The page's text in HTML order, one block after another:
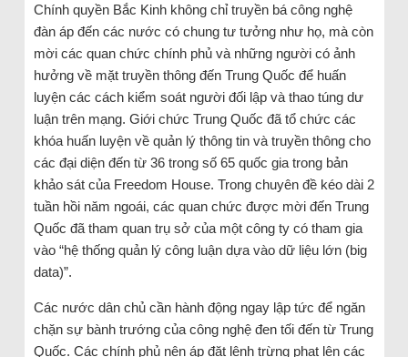
Chính quyền Bắc Kinh không chỉ truyền bá công nghệ
đàn áp đến các nước có chung tư tưởng như họ, mà còn
mời các quan chức chính phủ và những người có ảnh
hưởng về mặt truyền thông đến Trung Quốc để huấn
luyện các cách kiểm soát người đối lập và thao túng dư
luận trên mạng. Giới chức Trung Quốc đã tổ chức các
khóa huấn luyện về quản lý thông tin và truyền thông cho
các đại diện đến từ 36 trong số 65 quốc gia trong bản
khảo sát của Freedom House. Trong chuyên đề kéo dài 2
tuần hồi năm ngoái, các quan chức được mời đến Trung
Quốc đã tham quan trụ sở của một công ty có tham gia
vào “hệ thống quản lý công luận dựa vào dữ liệu lớn (big
data)”.
Các nước dân chủ cần hành động ngay lập tức để ngăn
chặn sự bành trướng của công nghệ đen tối đến từ Trung
Quốc. Các chính phủ nên áp đặt lệnh trừng phạt lên các